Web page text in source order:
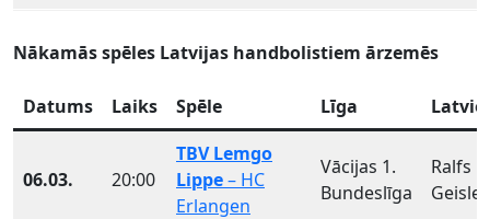
Nākamās spēles Latvijas handbolistiem ārzemēs
Datums Laiks Spēle Līga
06.03. 20:00
TBV Lemgo
Lippe– HC
Erlangen
Vācijas 1.
Bundeslīga
Ralfs